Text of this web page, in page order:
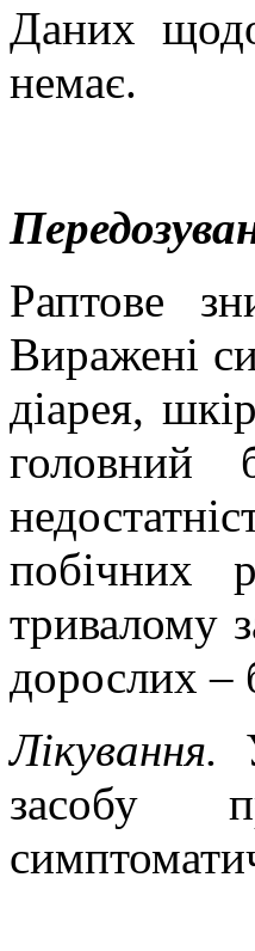
Даних
немає.
Раптове
Виражені
діарея,
головний
побічних
тривалому
дорослих –
Лікування.
засобу